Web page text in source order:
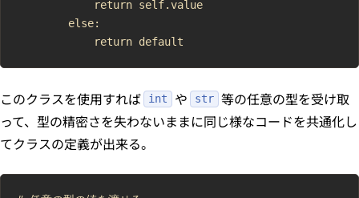
            return self.value
        else:
このクラスを使用すれば int や str 等の任意の型を受け取
って、型の精密さを失わないままに同じ様なコードを共通化し
てクラスの定義が出来る。